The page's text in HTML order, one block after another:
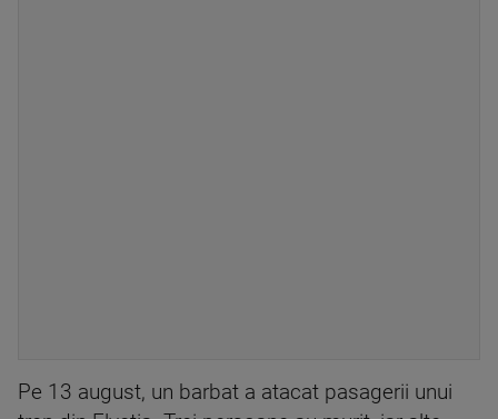
Pe 13 august, un barbat a atacat pasagerii unui